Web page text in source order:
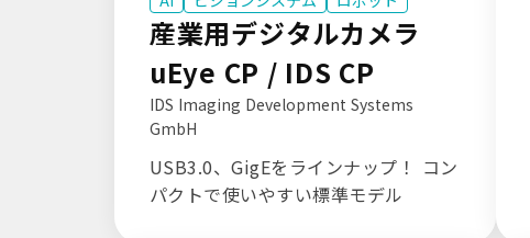
産業用デジタルカメラ
uEye CP / IDS CP
IDS Imaging Development Systems
GmbH
USB3.0、GigEをラインナップ！ コン
パクトで使いやすい標準モデル